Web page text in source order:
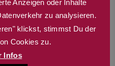
Anzeigen oder Inhalte
zu analysieren.
klickst, stimmst Du der
Cookies zu.
Infos